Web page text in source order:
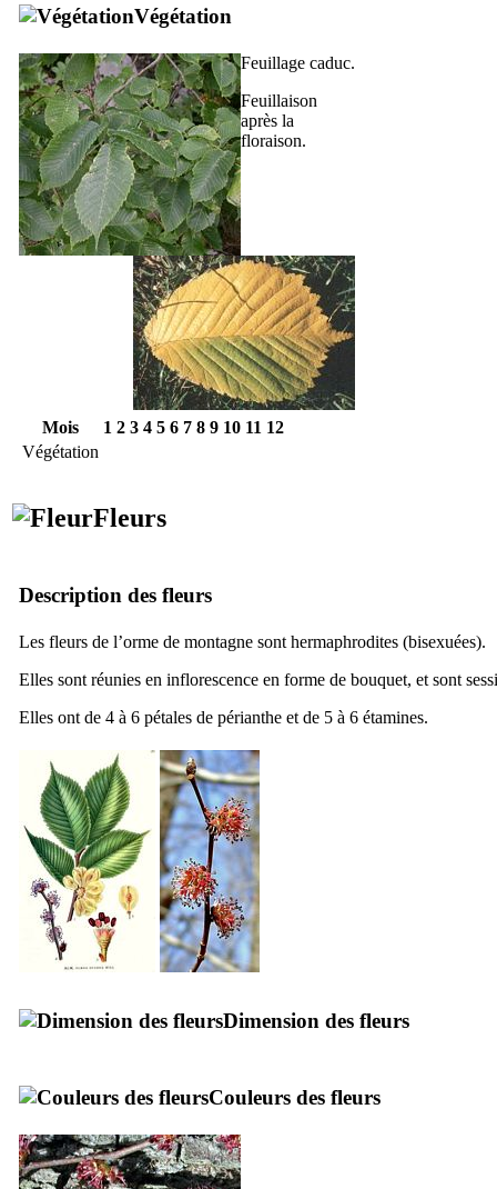
Végétation
Feuillage caduc.
Feuillaison
après la
floraison.
Mois 1 2 3 4 5 6 7 8 9 10 11 12
Végétation
Fleurs
Description des fleurs
Les fleurs de l’orme de montagne sont hermaphrodites (bisexuées).
Elles sont réunies en inflorescence en forme de bouquet, et sont
Elles ont de 4 à 6 pétales de périanthe et de 5 à 6 étamines.
Dimension des fleurs
Couleurs des fleurs